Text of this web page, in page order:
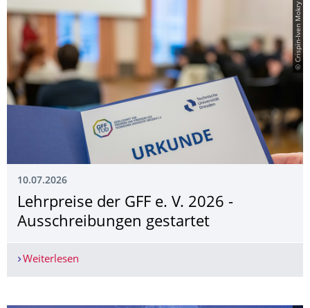
© Crispin-Iven Mokry
10.07.2026
Lehrpreise der GFF e. V. 2026 -
Ausschreibungen gestartet
Weiterlesen